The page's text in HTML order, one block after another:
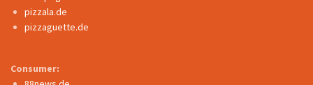
pizzala.de
pizzaguette.de
Consumer: